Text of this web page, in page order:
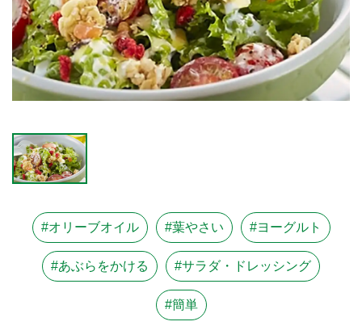
#オリーブオイル #葉やさい #ヨーグルト
#あぶらをかける #サラダ・ドレッシング
#簡単